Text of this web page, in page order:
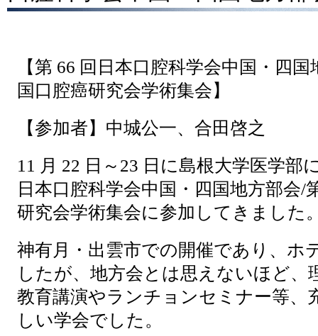
【第 66 回日本口腔科学会中国・四
国口腔癌研究会学術集会】
【参加者】中城公一、合田啓之
11 月 22 日～23 日に島根大学医学部
日本口腔科学会中国・四国地方部会/
研究会学術集会に参加してきました
神有月・出雲市での開催であり、ホ
したが、地方会とは思えないほど、
教育講演やランチョンセミナー等、
しい学会でした。